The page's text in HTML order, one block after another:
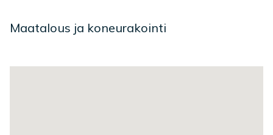
Maatalous ja koneurakointi